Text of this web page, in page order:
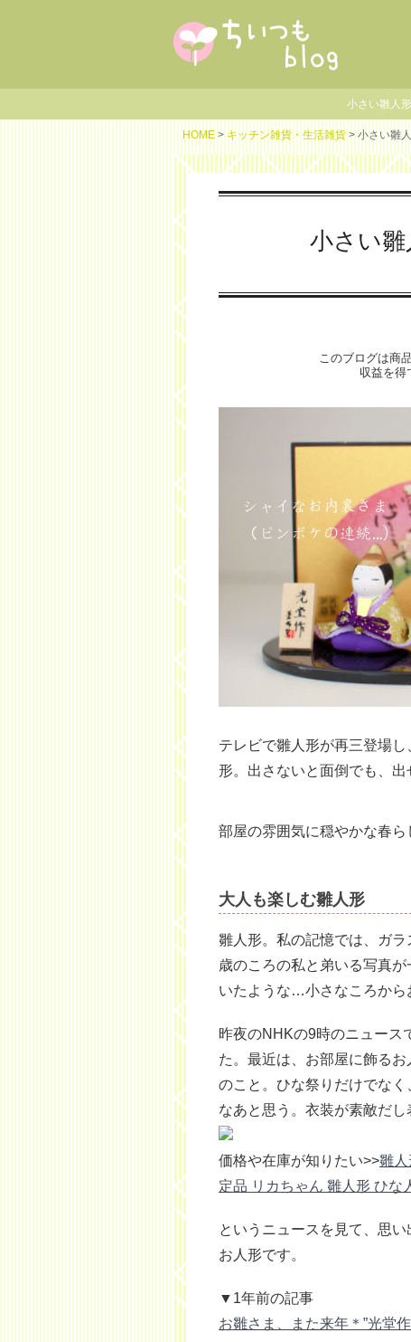
小さい雛人
HOME > キッチン雑貨・生活雑貨 > 小さい雛
小さい
このブログは商
収益を得
テレビで雛人形が再三登場
形。出さないと面倒でも、出
部屋の雰囲気に穏やかな春ら
大人も楽しむ雛人形
雛人形。私の記憶では、ガ
歳のころの私と弟いる写真
いたような…小さなころから
昨夜のNHKの9時のニュース
た。最近は、お部屋に飾る
のこと。ひな祭りだけでな
なあと思う。衣装が素敵だし
価格や在庫が知りたい>>雛
定品 リカちゃん 雛人形 ひな
というニュースを見て、思
お人形です。
▼1年前の記事
お雛さま、また来年＊”光堂